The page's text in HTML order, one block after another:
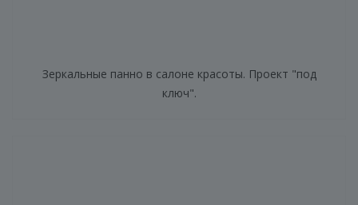
Зеркальные панно в салоне красоты. Проект "под
ключ".